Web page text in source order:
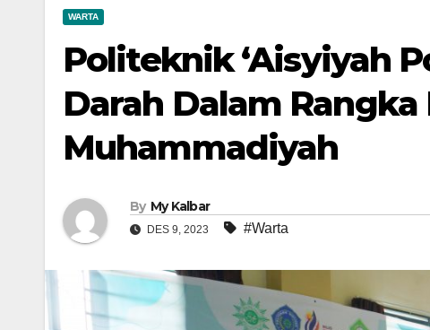
WARTA
Politeknik ‘Aisyiyah
Darah Dalam Rangka
Muhammadiyah
By My Kalbar
DES 9, 2023 #Warta